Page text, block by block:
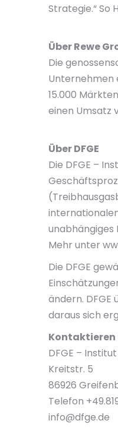
Strategie.“ So
Über Rewe
Die
Unternehmen
15.000
einen Umsatz
Über DFGE
Die DFGE –
unabhängiges
Mehr unter
Die DFGE
ändern.
daraus sich
Kontaktieren
DFGE –
Kreitstr. 5
86926
Telefon
info@dfge.de